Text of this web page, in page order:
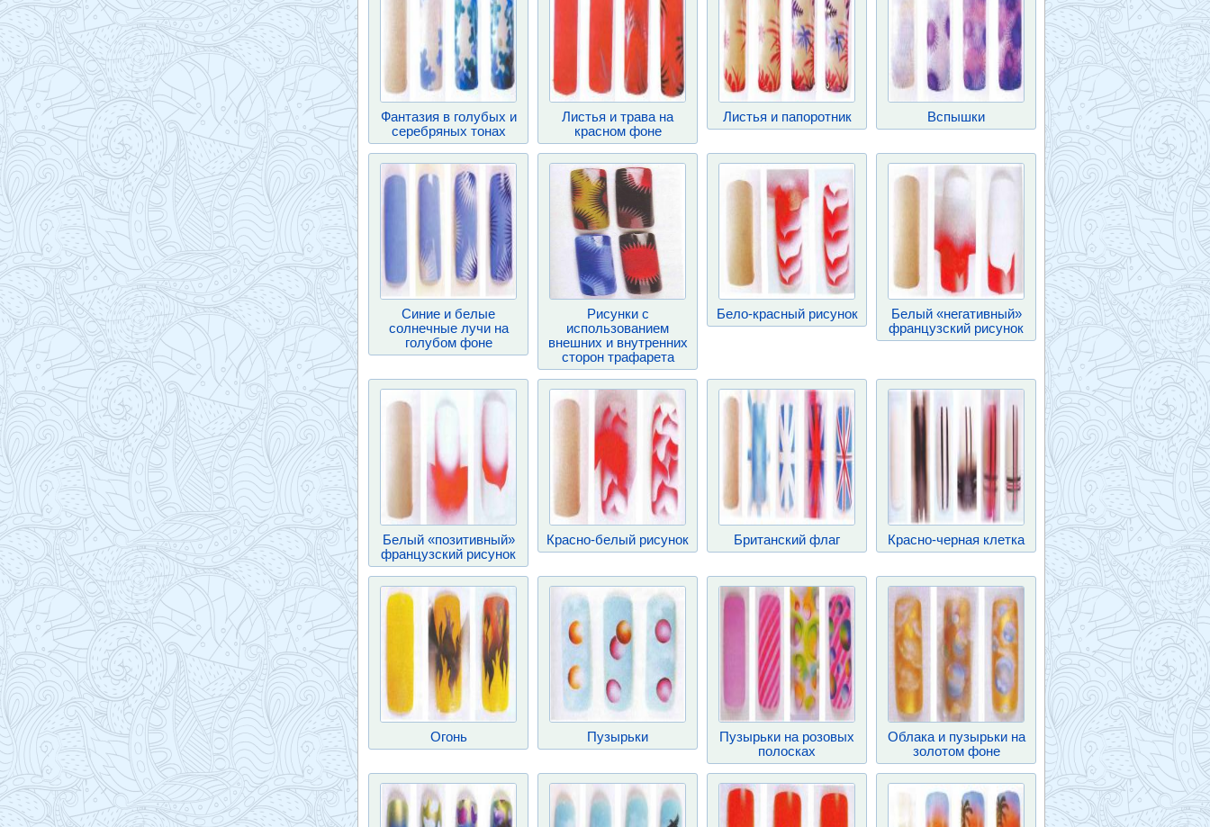
Фантазия в голубых и
серебряных тонах
Листья и трава на
красном фоне
Листья и папоротник Вспышки
Синие и белые
солнечные лучи на
голубом фоне
Рисунки с
использованием
внешних и внутренних
сторон трафарета
Бело-красный рисунок
Белый «негативный»
французский рисунок
Белый «позитивный»
французский рисунок
Красно-белый рисунок Британский флаг Красно-черная клетка
Огонь Пузырьки
Пузырьки на розовых
полосках
Облака и пузырьки на
золотом фоне